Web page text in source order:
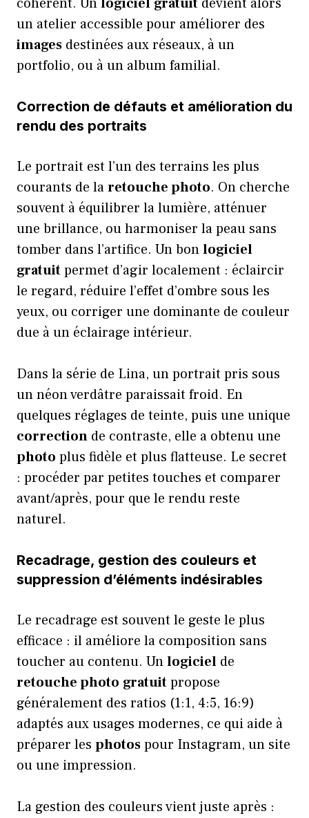
cohérent. Unlogiciel gratuit devient alors
un atelier accessible pour améliorer des
images destinées aux réseaux, à un
portfolio, ou à un album familial.
Correction de défauts et amélioration du
rendu des portraits
Le portrait est l’un des terrains les plus
courants de laretouche photo. On cherche
souvent à équilibrer la lumière, atténuer
une brillance, ou harmoniser la peau sans
tomber dans l’artifice. Un bonlogiciel
gratuitpermet d’agir localement : éclaircir
le regard, réduire l’effet d’ombre sous les
yeux, ou corriger une dominante de couleur
due à un éclairage intérieur.
Dans la série de Lina, un portrait pris sous
un néon verdâtre paraissait froid. En
quelques réglages de teinte, puis une unique
correction de contraste, elle a obtenu une
photo plus fidèle et plus flatteuse. Le secret
: procéder par petites touches et comparer
avant/après, pour que le rendu reste
naturel.
Recadrage, gestion des couleurs et
suppression d’éléments indésirables
Le recadrage est souvent le geste le plus
efficace : il améliore la composition sans
toucher au contenu. Unlogiciel de
retouche photo gratuitpropose
généralement des ratios (1:1, 4:5, 16:9)
adaptés aux usages modernes, ce qui aide à
préparer les photospour Instagram, un site
ou une impression.
La gestion des couleurs vient juste après :